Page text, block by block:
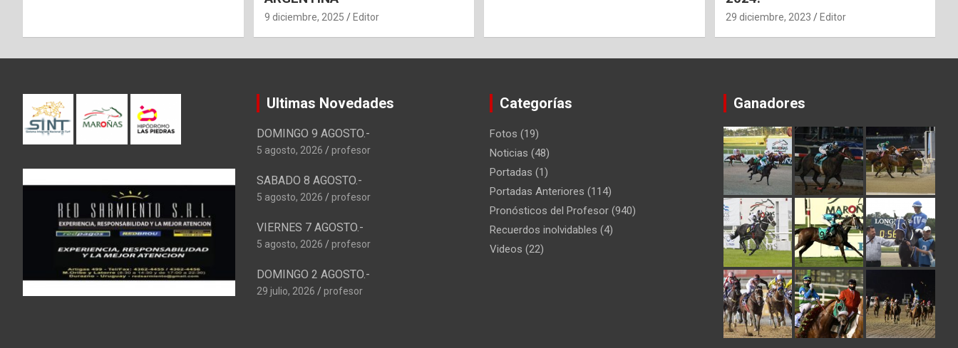
9 diciembre, 2025 Editor 29 diciembre, 2023 Editor
Ultimas Novedades
DOMINGO 9 AGOSTO.-
5 agosto, 2026 profesor
SABADO 8 AGOSTO.-
5 agosto, 2026 profesor
VIERNES 7 AGOSTO.-
5 agosto, 2026 profesor
DOMINGO 2 AGOSTO.-
29 julio, 2026 profesor
Categorías
Fotos (19)
Noticias (48)
Portadas (1)
Portadas Anteriores (114)
Pronósticos del Profesor (940)
Recuerdos inolvidables (4)
Videos (22)
Ganadores